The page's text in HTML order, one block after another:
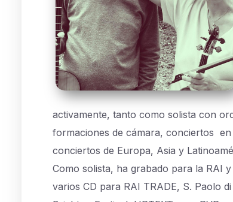
activamente, tanto como solista con
formaciones de cámara, conciertos
conciertos de Europa, Asia y
Como solista, ha grabado para la RAI
varios CD para RAI TRADE, S. Paolo